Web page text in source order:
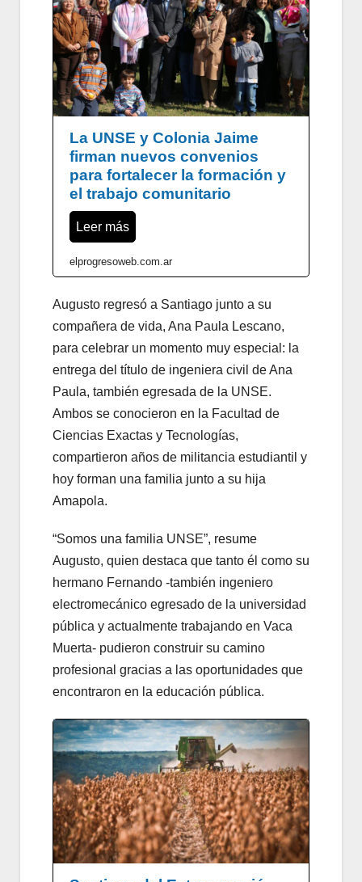
La UNSE y Colonia Jaime
firman nuevos convenios
para fortalecer la formación y
el trabajo comunitario
Leer más
elprogresoweb.com.ar
Augusto regresó a Santiago junto a su
compañera de vida, Ana Paula Lescano,
para celebrar un momento muy especial: la
entrega del título de ingeniera civil de Ana
Paula, también egresada de la UNSE.
Ambos se conocieron en la Facultad de
Ciencias Exactas y Tecnologías,
compartieron años de militancia estudiantil y
hoy forman una familia junto a su hija
Amapola.
“Somos una familia UNSE”, resume
Augusto, quien destaca que tanto él como su
hermano Fernando -también ingeniero
electromecánico egresado de la universidad
pública y actualmente trabajando en Vaca
Muerta- pudieron construir su camino
profesional gracias a las oportunidades que
encontraron en la educación pública.